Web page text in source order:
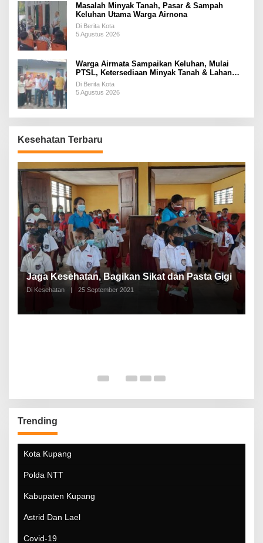
Masalah Minyak Tanah, Pasar & Sampah
Keluhan Utama Warga Airnona
Di Berita Kota
5 Agustus 2026
Warga Airmata Sampaikan Keluhan, Mulai
PTSL, Ketersediaan Minyak Tanah & Lahan
Pemakaman
Di Berita Kota
5 Agustus 2026
Kesehatan Terbaru
Jaga Kesehatan, Bagikan Sikat dan Pasta Gigi
Di Kesehatan | 25 September 2021
Trending
Kota Kupang
Polda NTT
Kabupaten Kupang
Astrid Dan Lael
Covid-19